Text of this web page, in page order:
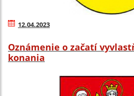
12.04.2023
Oznámenie o začatí
konania